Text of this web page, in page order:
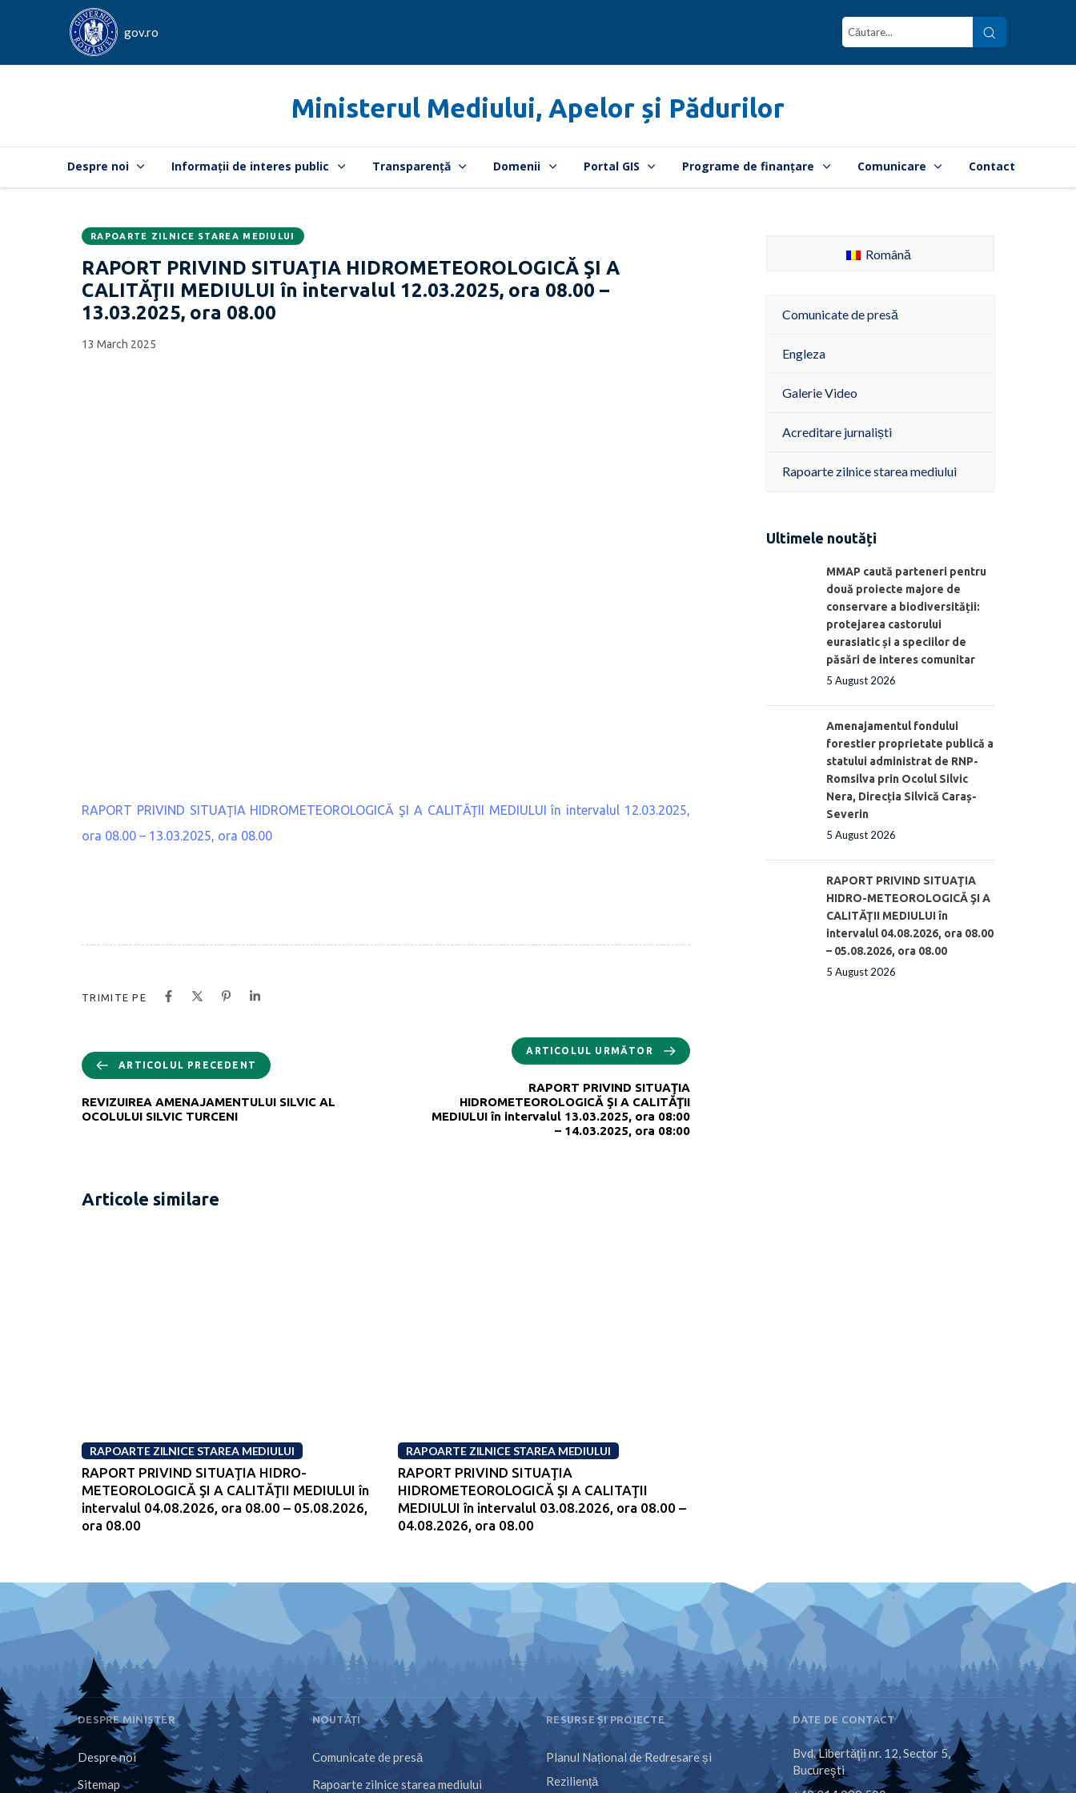
gov.ro
Ministerul Mediului, Apelor și Pădurilor
Despre noi Informații de interes public Transparență Domenii Portal GIS Programe de finanțare Comunicare Contact
CATEGORIA:
RAPOARTE ZILNICE STAREA MEDIULUI
RAPORT PRIVIND SITUAŢIA HIDROMETEOROLOGICĂ ŞI A
CALITĂŢII MEDIULUI în intervalul 12.03.2025, ora 08.00 –
13.03.2025, ora 08.00
Data
publicării:
13 March 2025
RAPORT PRIVIND SITUAŢIA HIDROMETEOROLOGICĂ ŞI A CALITĂŢII MEDIULUI în intervalul 12.03.2025,
ora 08.00 – 13.03.2025, ora 08.00
TRIMITE PE
ARTICOLUL PRECEDENT
REVIZUIREA AMENAJAMENTULUI SILVIC AL
OCOLULUI SILVIC TURCENI
ARTICOLUL URMĂTOR
RAPORT PRIVIND SITUAŢIA
HIDROMETEOROLOGICĂ ŞI A CALITĂŢII
MEDIULUI în intervalul 13.03.2025, ora 08:00
– 14.03.2025, ora 08:00
Articole similare
RAPOARTE ZILNICE STAREA MEDIULUI
RAPORT PRIVIND SITUAŢIA HIDRO-
METEOROLOGICĂ ŞI A CALITĂŢII MEDIULUI în
intervalul 04.08.2026, ora 08.00 – 05.08.2026,
ora 08.00
RAPOARTE ZILNICE STAREA MEDIULUI
RAPORT PRIVIND SITUAŢIA
HIDROMETEOROLOGICĂ ŞI A CALITAŢII
MEDIULUI în intervalul 03.08.2026, ora 08.00 –
04.08.2026, ora 08.00
Română
Comunicate de presă
Engleza
Galerie Video
Acreditare jurnaliști
Rapoarte zilnice starea mediului
Ultimele noutăți
MMAP caută parteneri pentru
două proiecte majore de
conservare a biodiversității:
protejarea castorului
eurasiatic și a speciilor de
păsări de interes comunitar
5 August 2026
Amenajamentul fondului
forestier proprietate publică a
statului administrat de RNP-
Romsilva prin Ocolul Silvic
Nera, Direcția Silvică Caraș-
Severin
5 August 2026
RAPORT PRIVIND SITUAŢIA
HIDRO-METEOROLOGICĂ ŞI A
CALITĂŢII MEDIULUI în
intervalul 04.08.2026, ora 08.00
– 05.08.2026, ora 08.00
5 August 2026
DESPRE MINISTER
Despre noi
Sitemap
NOUTĂȚI
Comunicate de presă
Rapoarte zilnice starea mediului
RESURSE ȘI PROIECTE
Planul Național de Redresare și
Reziliență
DATE DE CONTACT
Bvd. Libertăţii nr. 12, Sector 5,
Bucureşti